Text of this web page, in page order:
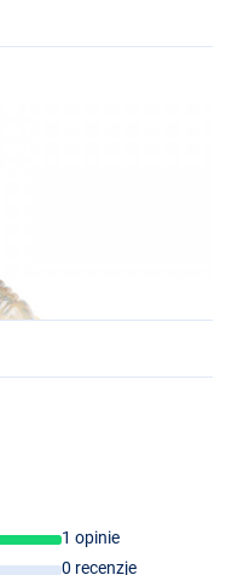
1 opinie
0 recenzje